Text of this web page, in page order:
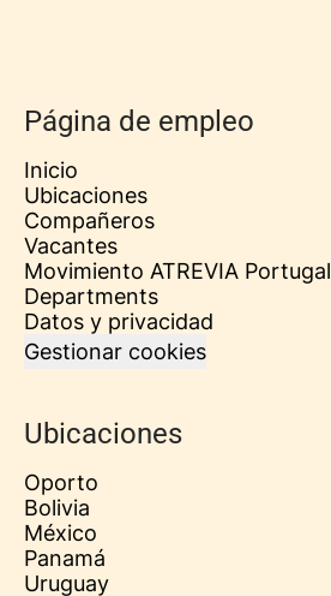
Página de empleo
Inicio
Ubicaciones
Compañeros
Vacantes
Movimiento ATREVIA Portugal
Departments
Datos y privacidad
Gestionar cookies
Ubicaciones
Oporto
Bolivia
México
Panamá
Uruguay